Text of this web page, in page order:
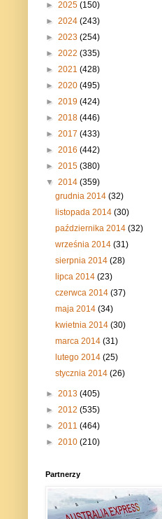
► 2025 (150)
► 2024 (243)
► 2023 (254)
► 2022 (335)
► 2021 (428)
► 2020 (495)
► 2019 (424)
► 2018 (446)
► 2017 (433)
► 2016 (442)
► 2015 (380)
▼ 2014 (359)
grudnia 2014(32)
listopada 2014(30)
października 2014(32)
września 2014(31)
sierpnia 2014(28)
lipca 2014(23)
czerwca 2014(37)
maja 2014(34)
kwietnia 2014(30)
marca 2014(31)
lutego 2014(25)
stycznia 2014(26)
► 2013 (405)
► 2012 (535)
► 2011 (464)
► 2010 (210)
Partnerzy